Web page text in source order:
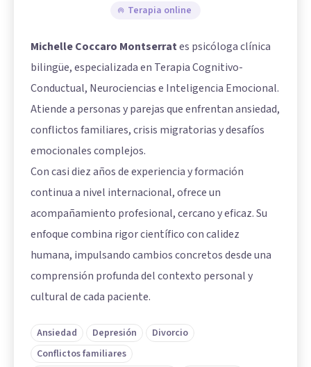
Terapia online
Michelle Coccaro Montserrates psicóloga clínica
bilingüe, especializada en Terapia Cognitivo-
Conductual, Neurociencias e Inteligencia Emocional.
Atiende a personas y parejas que enfrentan ansiedad,
conflictos familiares, crisis migratorias y desafíos
emocionales complejos.
Con casi diez años de experiencia y formación
continua a nivel internacional, ofrece un
acompañamiento profesional, cercano y eficaz. Su
enfoque combina rigor científico con calidez
humana, impulsando cambios concretos desde una
comprensión profunda del contexto personal y
cultural de cada paciente.
Ansiedad Depresión
Divorcio
Conflictos familiares